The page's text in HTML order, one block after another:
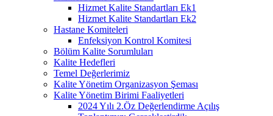
Hizmet Kalite Standartları Ek1
Hizmet Kalite Standartları Ek2
Hastane Komiteleri
Enfeksiyon Kontrol Komitesi
Bölüm Kalite Sorumluları
Kalite Hedefleri
Temel Değerlerimiz
Kalite Yönetim Organizasyon Şeması
Kalite Yönetim Birimi Faaliyetleri
2024 Yılı 2.Öz Değerlendirme Açılış